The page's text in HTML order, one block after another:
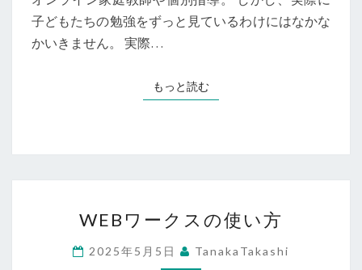
師
導
ワ
ッ
し
子どもたちの勉強をずっと見ているわけにはなかな
かいきません。 実際…
もっと読むもっと読む
ワ
ー
WEBワークスの使い方
2025年5月5日 TanakaTakashi